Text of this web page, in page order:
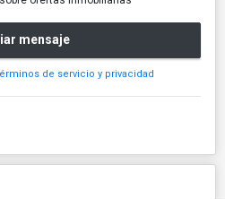
mensaje
de servicio y privacidad